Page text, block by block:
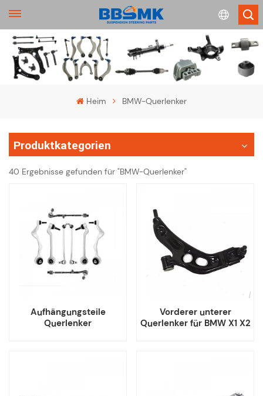
English
français
español
Heim BMW-Querlenker
Produktkategorien
40 Ergebnisse gefunden für "BMW-Querlenker"
Aufhängungsteile
Querlenker
Vorderer unterer
Querlenker für BMW X1 X2